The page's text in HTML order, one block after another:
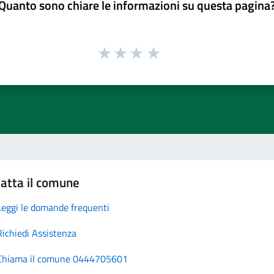
sono chiare le informazioni su questa
il comune
le domande frequenti
Assistenza
il comune 0444705601